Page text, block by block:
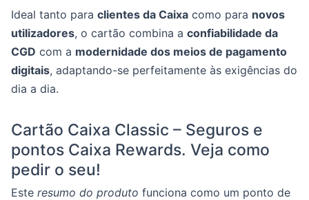
Ideal tanto para clientes da Caixa como para novos
utilizadores, o cartão combina a confiabilidade da
CGD com a modernidade dos meios de pagamento
digitais, adaptando-se perfeitamente às exigências do
dia a dia.
Cartão Caixa Classic – Seguros e
pontos Caixa Rewards. Veja como
pedir o seu!
Este resumo do produto funciona como um ponto de